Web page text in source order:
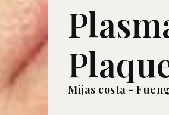
Mijas costa -